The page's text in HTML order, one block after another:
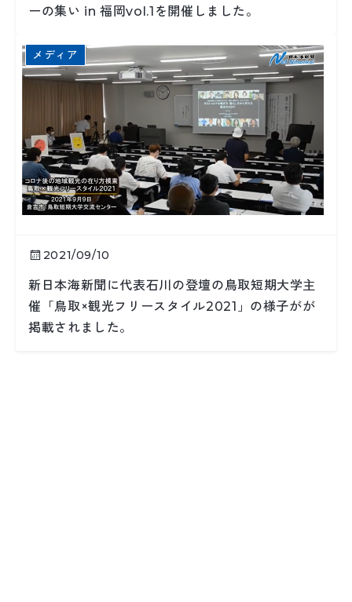
ーの集い in 福岡vol.1を開催しました。
メディア
2021/09/10
新日本海新聞に代表石川の登壇の鳥取短期大学主
催「鳥取×観光フリースタイル2021」の様子がが
掲載されました。